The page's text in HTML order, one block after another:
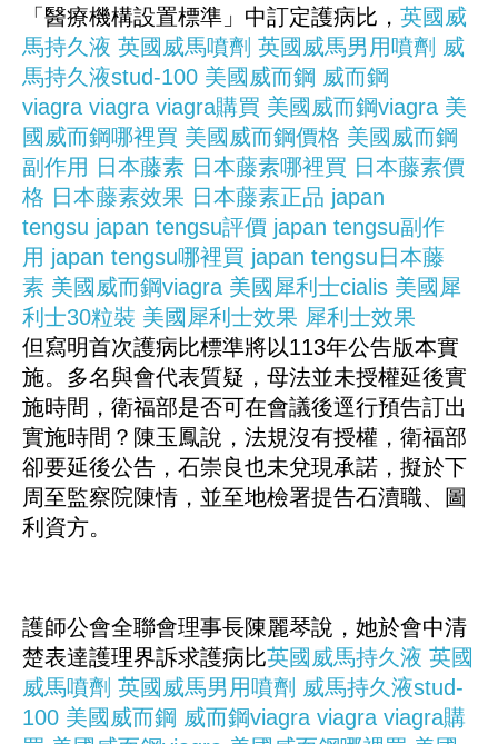
「醫療機構設置標準」中訂定護病比， 英國威
馬持久液 英國威馬噴劑 英國威馬男用噴劑 威
馬持久液stud-100 美國威而鋼 威而鋼
viagra viagra viagra購買 美國威而鋼viagra 美
國威而鋼哪裡買 美國威而鋼價格 美國威而鋼
副作用 日本藤素 日本藤素哪裡買 日本藤素價
格 日本藤素效果 日本藤素正品 japan
tengsu japan tengsu評價 japan tengsu副作
用 japan tengsu哪裡買 japan tengsu日本藤
素 美國威而鋼viagra 美國犀利士cialis 美國犀
利士30粒裝 美國犀利士效果 犀利士效果
但寫明首次護病比標準將以113年公告版本實
施。多名與會代表質疑，母法並未授權延後實
施時間，衛福部是否可在會議後逕行預告訂出
實施時間？陳玉鳳說，法規沒有授權，衛福部
卻要延後公告，石崇良也未兌現承諾，擬於下
周至監察院陳情，並至地檢署提告石瀆職、圖
利資方。
護師公會全聯會理事長陳麗琴說，她於會中清
楚表達護理界訴求護病比英國威馬持久液 英國
威馬噴劑 英國威馬男用噴劑 威馬持久液stud-
100 美國威而鋼 威而鋼viagra viagra viagra購